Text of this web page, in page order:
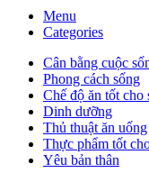
Menu
Categories
Cân bằng cuộc
Phong cách sống
Chế độ ăn tốt cho
Dinh dưỡng
Thủ thuật ăn uống
Thực phẩm tốt
Yêu bản thân